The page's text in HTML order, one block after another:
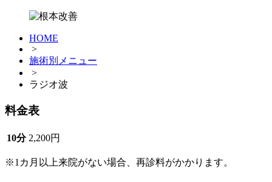
HOME
>
施術別メニュー
>
ラジオ波
料金表
10分 2,200円
※1カ月以上来院がない場合、再診料がかかります。